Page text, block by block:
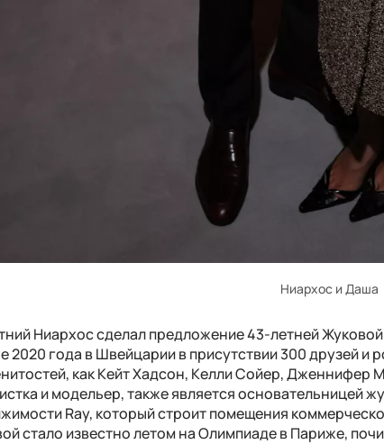
Ниархос и Даша
Ниархос сделал предложение 43-летней Жуковой
2020 года в Швейцарии в присутствии 300 друзей и
как Кейт Хадсон, Келли Сойер, Дженнифер
и модельер, также является основательницей
Ray, который строит помещения
стало известно летом на Олимпиаде в Париже,